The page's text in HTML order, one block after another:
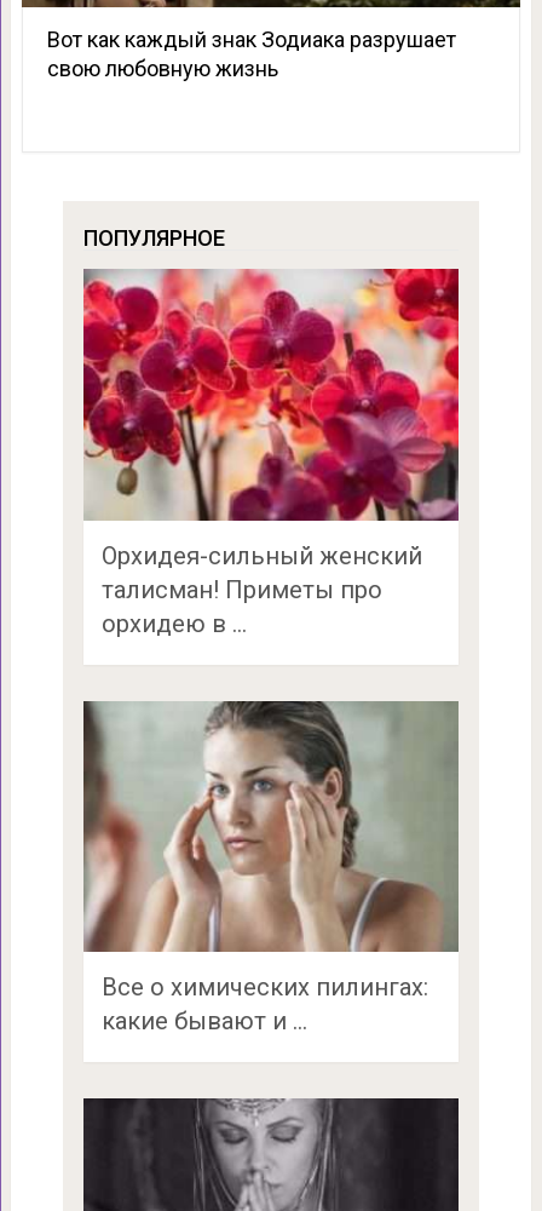
Вот как каждый знак Зодиака разрушает
свою любовную жизнь
ПОПУЛЯРНОЕ
Орхидея-сильный женский
талисман! Приметы про
орхидею в …
Все о химических пилингах:
какие бывают и …